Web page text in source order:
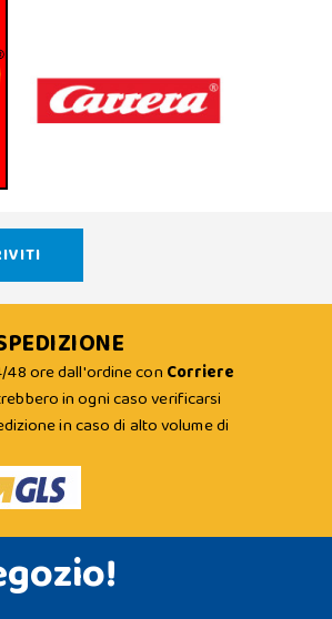
48 ore dall'ordine con Corriere
in ogni caso verificarsi
in caso di alto volume di